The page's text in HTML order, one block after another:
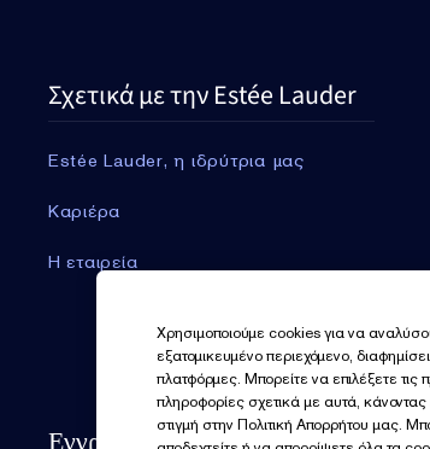
Σχετικά με την Estée Lauder
Estée Lauder, η ιδρύτρια μας
Καριέρα
Η εταιρεία
Εγγραφείτε για νέα
Χρησιμοποιούμε cookies για να
εξατομικευμένο περιεχόμενο,
πλατφόρμες. Μπορείτε να επιλέξετε
πληροφορίες σχετικά με αυτά, κάνοντας
στιγμή στην Πολιτική Απορρήτου μας.